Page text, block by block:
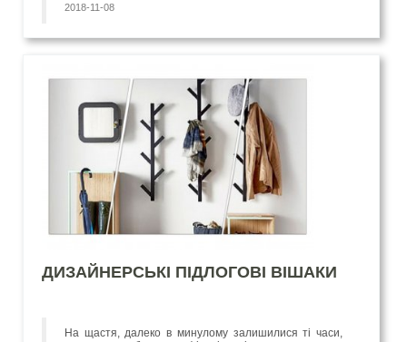
2018-11-08
ДИЗАЙНЕРСЬКІ ПІДЛОГОВІ ВІШАКИ
На щастя, далеко в минулому залишилися ті часи,